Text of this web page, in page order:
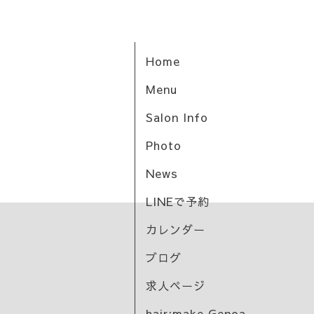
Home
Menu
Salon Info
Photo
News
LINEで予約
カレンダー
ブログ
求人ページ